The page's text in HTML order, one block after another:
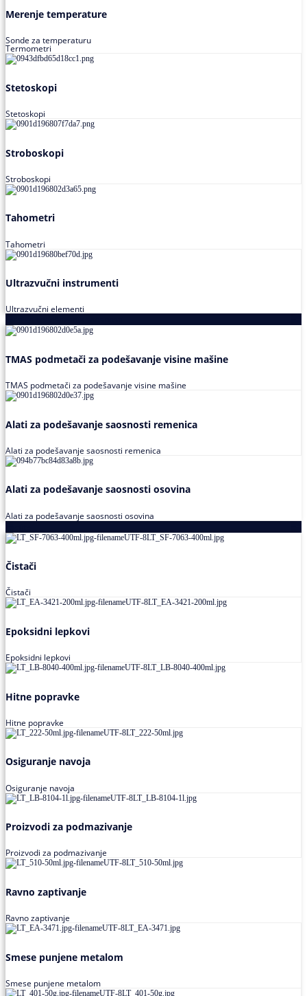
Merenje temperature
Sonde za temperaturu
Termometri
Stetoskopi
Stetoskopi
Stroboskopi
Stroboskopi
Tahometri
Tahometri
Ultrazvučni instrumenti
Ultrazvučni elementi
TMAS podmetači za podešavanje visine mašine
TMAS podmetači za podešavanje visine mašine
Alati za podešavanje saosnosti remenica
Alati za podešavanje saosnosti remenica
Alati za podešavanje saosnosti osovina
Alati za podešavanje saosnosti osovina
Čistači
Čistači
Epoksidni lepkovi
Epoksidni lepkovi
Hitne popravke
Hitne popravke
Osiguranje navoja
Osiguranje navoja
Proizvodi za podmazivanje
Proizvodi za podmazivanje
Ravno zaptivanje
Ravno zaptivanje
Smese punjene metalom
Smese punjene metalom